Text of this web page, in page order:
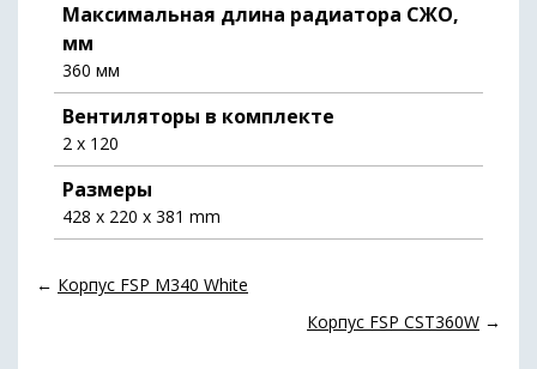
Максимальная длина радиатора СЖО,
мм
360 мм
Вентиляторы в комплекте
2 x 120
Размеры
428 x 220 x 381 mm
← Корпус FSP M340 White
Корпус FSP CST360W →